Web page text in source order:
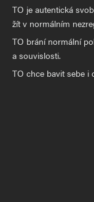
TO je autentická
žít v normálním
TO brání normální
a souvislosti.
TO chce bavit sebe i